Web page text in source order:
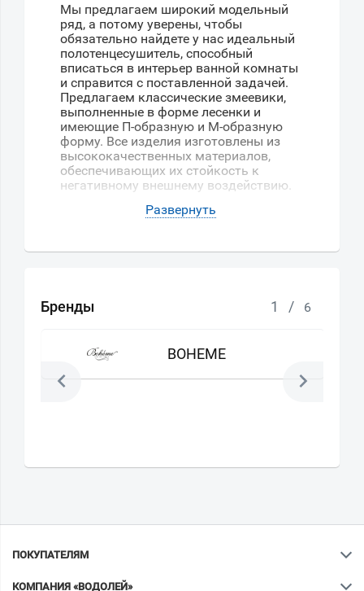
Мы предлагаем широкий модельный
ряд, а потому уверены, чтобы
обязательно найдете у нас идеальный
полотенцесушитель, способный
вписаться в интерьер ванной комнаты
и справится с поставленной задачей.
Предлагаем классические змеевики,
выполненные в форме лесенки и
имеющие П-образную и М-образную
форму. Все изделия изготовлены из
высококачественных материалов,
обеспечивающих их стойкость к
негативному внешнему воздействию.
Бренды 1 / 6
BOHEME
ПОКУПАТЕЛЯМ
КОМПАНИЯ «ВОДОЛЕЙ»